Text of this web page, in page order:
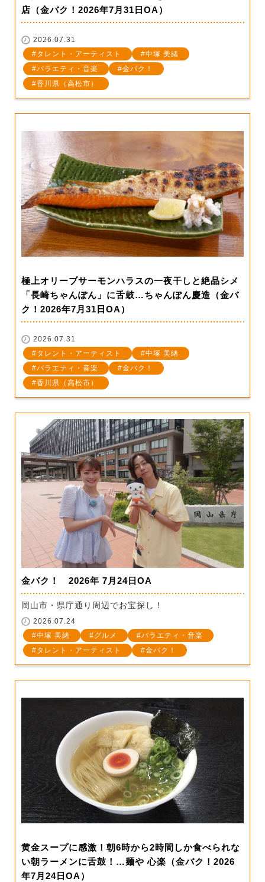
店（金バク！2026年7月31日OA）
2026.07.31
タレント・アーティスト
中塚 美緒
バラエティ・音楽
金バク！
香川県（高松市）
極上オリーブサーモンハラスの一夜干しと絶品シメ
「長崎ちゃんぽん」に舌鼓…ちゃんぽん慶造（金バ
ク！2026年7月31日OA）
2026.07.31
タレント・アーティスト
中塚 美緒
バラエティ・音楽
金バク！
香川県（高松市）
金バク！ 2026年 7月24日OA
岡山市・県庁通り周辺でお宝探し！
2026.07.24
中塚 美緒
グルメ
バラエティ・音楽
タレント・アーティスト
金バク！
黄金スープに感激！朝6時から2時間しか食べられな
い朝ラーメンに舌鼓！…麺や 心楽（金バク！2026
年7月24日OA）